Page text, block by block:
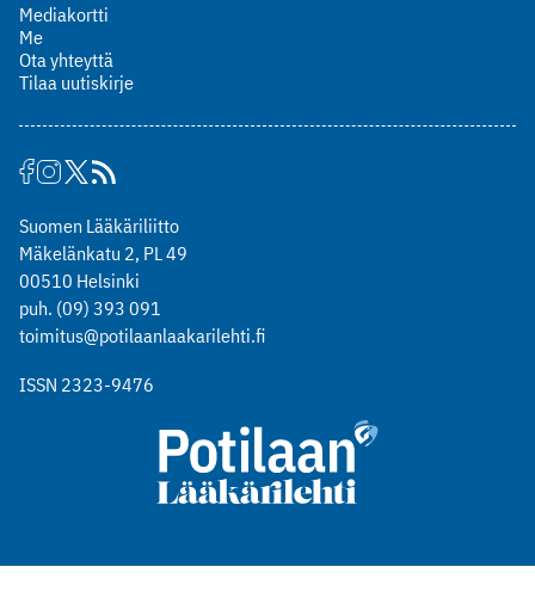
Mediakortti
Me
Ota yhteyttä
Tilaa uutiskirje
Suomen Lääkäriliitto
Mäkelänkatu 2, PL 49
00510 Helsinki
puh. (09) 393 091
toimitus@potilaanlaakarilehti.fi
ISSN 2323-9476